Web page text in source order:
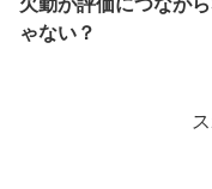
欠勤が評価につなが
ゃない？